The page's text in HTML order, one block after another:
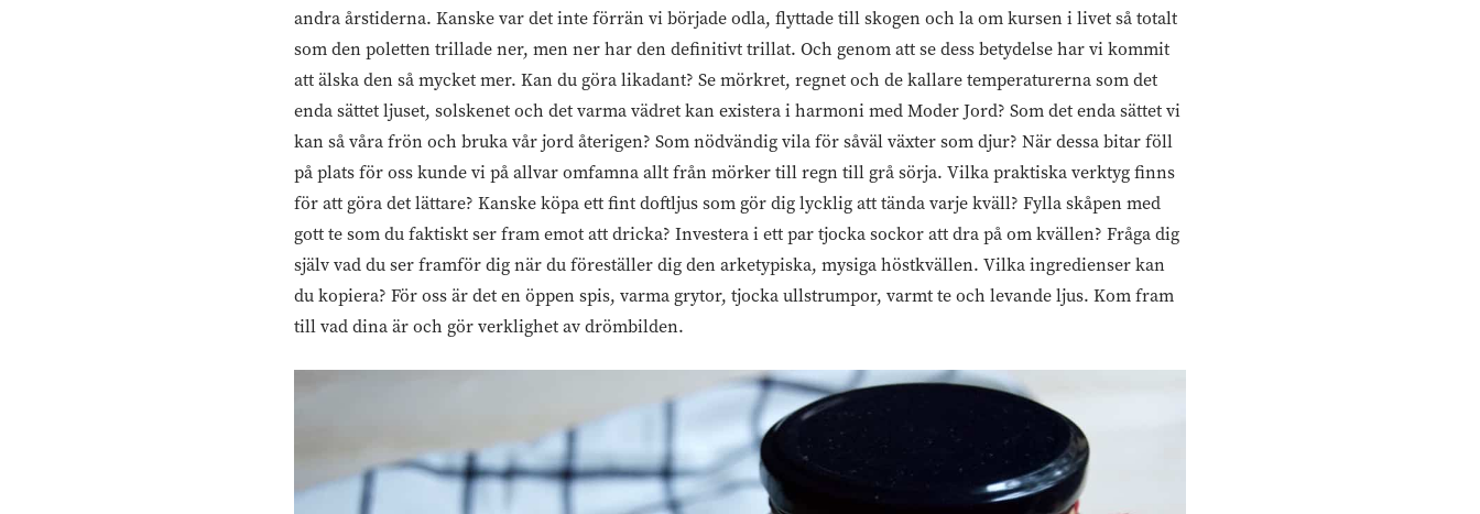
andra årstiderna. Kanske var det inte förrän vi började odla, flyttade till skogen och la om kursen i livet så totalt
som den poletten trillade ner, men ner har den definitivt trillat. Och genom att se dess betydelse har vi kommit
att älska den så mycket mer. Kan du göra likadant? Se mörkret, regnet och de kallare temperaturerna som det
enda sättet ljuset, solskenet och det varma vädret kan existera i harmoni med Moder Jord? Som det enda sättet vi
kan så våra frön och bruka vår jord återigen? Som nödvändig vila för såväl växter som djur? När dessa bitar föll
på plats för oss kunde vi på allvar omfamna allt från mörker till regn till grå sörja. Vilka praktiska verktyg finns
för att göra det lättare? Kanske köpa ett fint doftljus som gör dig lycklig att tända varje kväll? Fylla skåpen med
gott te som du faktiskt ser fram emot att dricka? Investera i ett par tjocka sockor att dra på om kvällen? Fråga dig
själv vad du ser framför dig när du föreställer dig den arketypiska, mysiga höstkvällen. Vilka ingredienser kan
du kopiera? För oss är det en öppen spis, varma grytor, tjocka ullstrumpor, varmt te och levande ljus. Kom fram
till vad dina är och gör verklighet av drömbilden.